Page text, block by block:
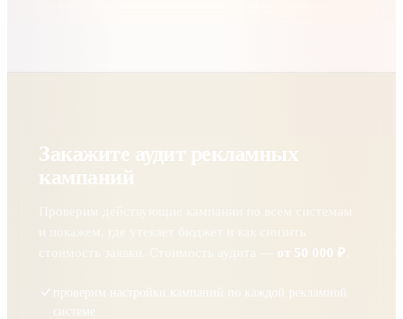
Закажите аудит рекламных
кампаний
от 50 000 ₽
проверим настройки кампаний по каждой рекламной
системе